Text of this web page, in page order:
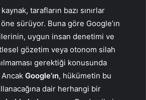
tarafların bazı sınırlar
sürüyor. Buna göre Google’ın
uygun insan denetimi ve
gözetim veya otonom silah
gerektiği konusunda
Ancak Google’ın, hükümetin bu
dair herhangi bir